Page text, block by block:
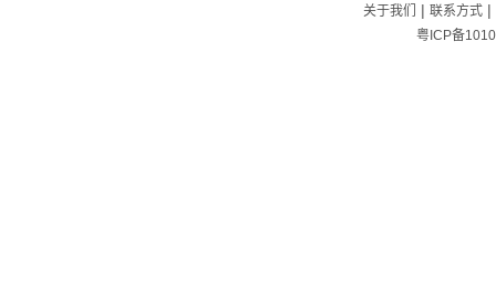
关于我们 | 联系方式|
粤ICP备